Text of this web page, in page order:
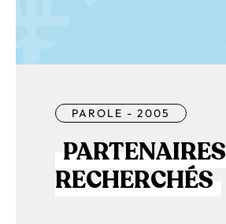
PAROLE - 2005
PARTENAIRES
RECHERCHÉS